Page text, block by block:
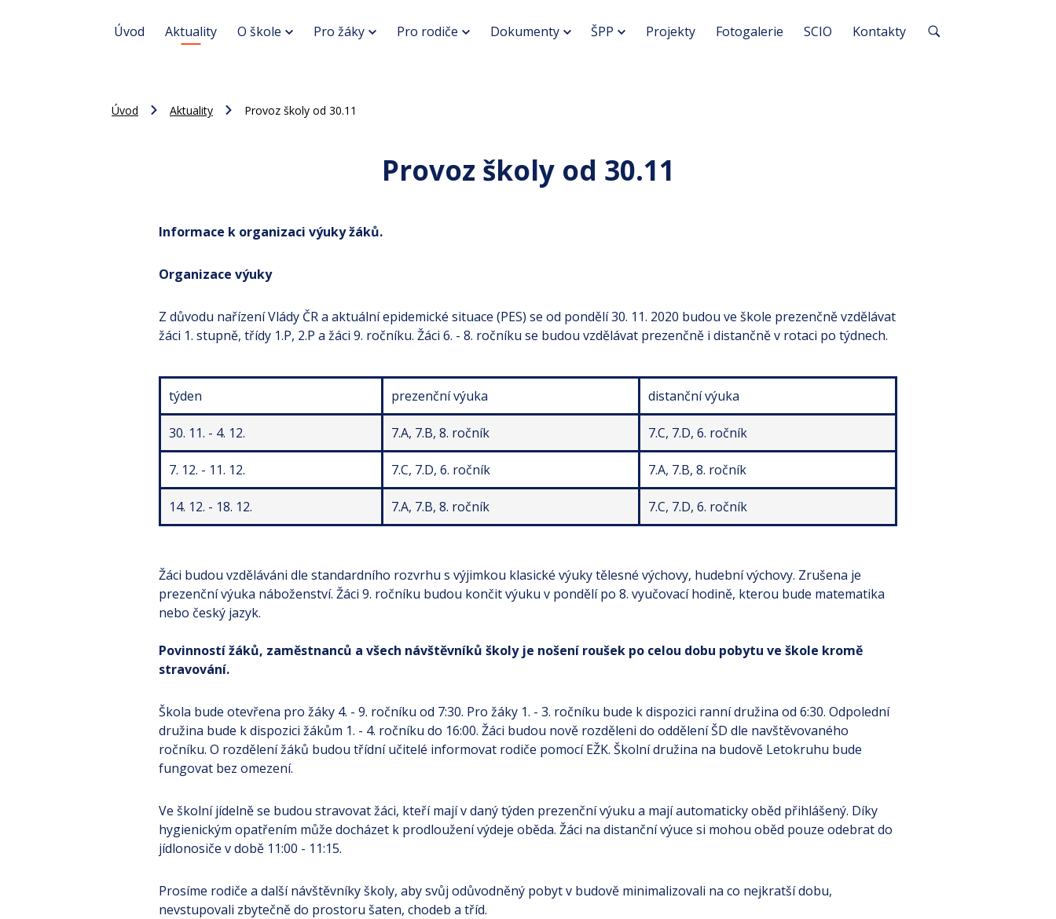
Úvod Aktuality O škole Pro žáky Pro rodiče Dokumenty ŠPP Projekty Fotogalerie SCIO Kontakty
Úvod Aktuality Provoz školy od 30.11
Provoz školy od 30.11
Informace k organizaci výuky žáků.
Organizace výuky
Z důvodu nařízení Vlády ČR a aktuální epidemické situace (PES) se od pondělí 30. 11. 2020 budou ve škole prezenčně vzdělávat
žáci 1. stupně, třídy 1.P, 2.P a žáci 9. ročníku. Žáci 6. - 8. ročníku se budou vzdělávat prezenčně i distančně v rotaci po týdnech.
týden prezenční výuka distanční výuka
30. 11. - 4. 12. 7.A, 7.B, 8. ročník 7.C, 7.D, 6. ročník
7. 12. - 11. 12. 7.C, 7.D, 6. ročník 7.A, 7.B, 8. ročník
14. 12. - 18. 12. 7.A, 7.B, 8. ročník 7.C, 7.D, 6. ročník
Žáci budou vzděláváni dle standardního rozvrhu s výjimkou klasické výuky tělesné výchovy, hudební výchovy. Zrušena je
prezenční výuka náboženství. Žáci 9. ročníku budou končit výuku v pondělí po 8. vyučovací hodině, kterou bude matematika
nebo český jazyk.
Povinností žáků, zaměstnanců a všech návštěvníků školy je nošení roušek po celou dobu pobytu ve škole kromě
stravování.
Škola bude otevřena pro žáky 4. - 9. ročníku od 7:30. Pro žáky 1. - 3. ročníku bude k dispozici ranní družina od 6:30. Odpolední
družina bude k dispozici žákům 1. - 4. ročníku do 16:00. Žáci budou nově rozděleni do oddělení ŠD dle navštěvovaného
ročníku. O rozdělení žáků budou třídní učitelé informovat rodiče pomocí EŽK. Školní družina na budově Letokruhu bude
fungovat bez omezení.
Ve školní jídelně se budou stravovat žáci, kteří mají v daný týden prezenční výuku a mají automaticky oběd přihlášený. Díky
hygienickým opatřením může docházet k prodloužení výdeje oběda. Žáci na distanční výuce si mohou oběd pouze odebrat do
jídlonosiče v době 11:00 - 11:15.
Prosíme rodiče a další návštěvníky školy, aby svůj odůvodněný pobyt v budově minimalizovali na co nejkratší dobu,
nevstupovali zbytečně do prostoru šaten, chodeb a tříd.